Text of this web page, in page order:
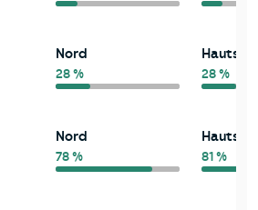
Nord
28 %
Hauts-
28 %
Nord
78 %
Hauts-
81 %